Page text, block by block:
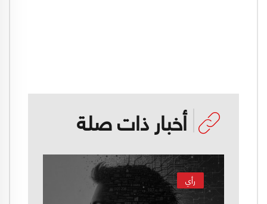
أخبار ذات صلة
رأي